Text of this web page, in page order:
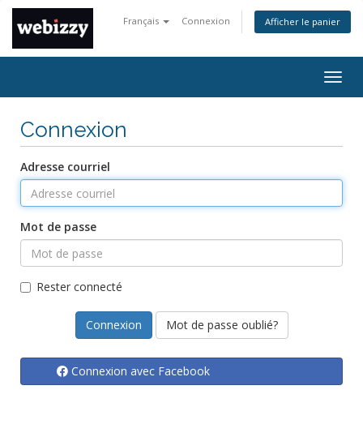
Français Connexion Afficher le panier
la
Connexion
Adresse courriel
Mot de passe
Rester connecté
Mot de passe oublié?
Connexion avec Facebook